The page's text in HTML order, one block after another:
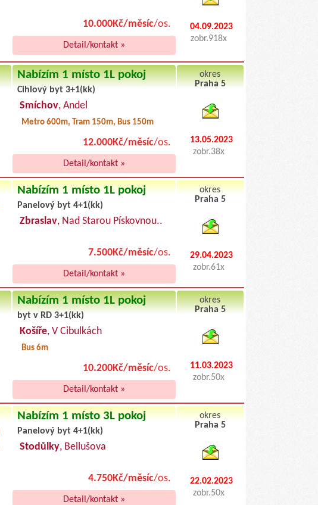
10.000Kč/měsíc/os.
Detail/kontakt »
04.09.2023
zobr.918x
Nabízím 1 místo 1L pokoj
Cihlový byt 3+1(kk)
Smíchov, Andel
Metro 600m, Tram 150m, Bus 150m
12.000Kč/měsíc/os.
Detail/kontakt »
okres
Praha 5
13.05.2023
zobr.38x
Nabízím 1 místo 1L pokoj
Panelový byt 4+1(kk)
Zbraslav, Nad Starou Pískovnou..
7.500Kč/měsíc/os.
Detail/kontakt »
okres
Praha 5
29.04.2023
zobr.61x
Nabízím 1 místo 1L pokoj
byt v RD 3+1(kk)
Košíře, V Cibulkách
Bus 6m
10.200Kč/měsíc/os.
Detail/kontakt »
okres
Praha 5
11.03.2023
zobr.50x
Nabízím 1 místo 3L pokoj
Panelový byt 4+1(kk)
Stodůlky, Bellušova
4.750Kč/měsíc/os.
Detail/kontakt »
okres
Praha 5
22.02.2023
zobr.50x